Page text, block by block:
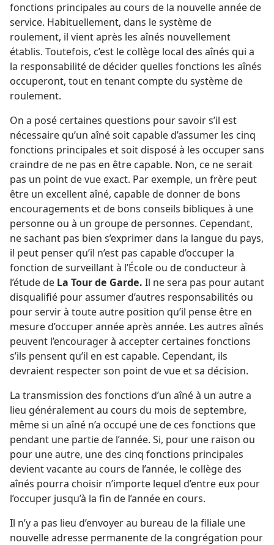
fonctions principales au cours de la nouvelle année de
service. Habituellement, dans le système de
roulement, il vient après les aînés nouvellement
établis. Toutefois, c’est le collège local des aînés qui a
la responsabilité de décider quelles fonctions les aînés
occuperont, tout en tenant compte du système de
roulement.
On a posé certaines questions pour savoir s’il est
nécessaire qu’un aîné soit capable d’assumer les cinq
fonctions principales et soit disposé à les occuper sans
craindre de ne pas en être capable. Non, ce ne serait
pas un point de vue exact. Par exemple, un frère peut
être un excellent aîné, capable de donner de bons
encouragements et de bons conseils bibliques à une
personne ou à un groupe de personnes. Cependant,
ne sachant pas bien s’exprimer dans la langue du pays,
il peut penser qu’il n’est pas capable d’occuper la
fonction de surveillant à l’École ou de conducteur à
l’étude de La Tour de Garde. Il ne sera pas pour autant
disqualifié pour assumer d’autres responsabilités ou
pour servir à toute autre position qu’il pense être en
mesure d’occuper année après année. Les autres aînés
peuvent l’encourager à accepter certaines fonctions
s’ils pensent qu’il en est capable. Cependant, ils
devraient respecter son point de vue et sa décision.
La transmission des fonctions d’un aîné à un autre a
lieu généralement au cours du mois de septembre,
même si un aîné n’a occupé une de ces fonctions que
pendant une partie de l’année. Si, pour une raison ou
pour une autre, une des cinq fonctions principales
devient vacante au cours de l’année, le collège des
aînés pourra choisir n’importe lequel d’entre eux pour
l’occuper jusqu’à la fin de l’année en cours.
Il n’y a pas lieu d’envoyer au bureau de la filiale une
nouvelle adresse permanente de la congrégation pour